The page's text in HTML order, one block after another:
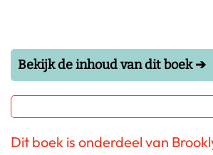
Bekijk de inhoud van dit boek ➔
Dit boek is onderdeel van